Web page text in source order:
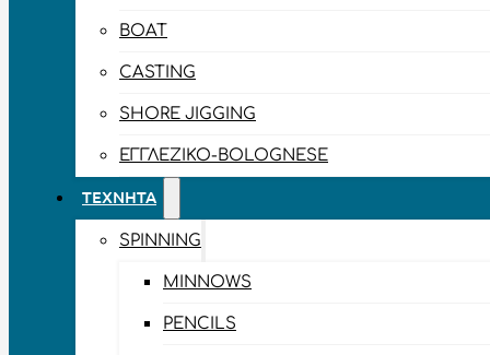
BOAT
CASTING
SHORE JIGGING
ΕΓΓΛΈΖΙΚΟ-BOLOGNESE
ΤΕΧΝΗΤΆ
SPINNING
MINNOWS
PENCILS